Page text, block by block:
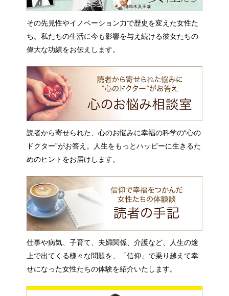
その先見性やイノベーション力で歴史を変えた女性た
ち。私たちの生活に今も影響を与え続ける彼女たちの
偉大な功績をお伝えします。
読者から寄せられた、心のお悩みに幸福の科学の“心の
ドクター”がお答え。人生をもっとハッピーに生きるた
めのヒントをお届けします。
仕事や病気、子育て、夫婦関係、介護など、人生の途
上で出てくる様々な問題を、「信仰」で乗り越えて幸
せになった女性たちの体験を紹介いたします。